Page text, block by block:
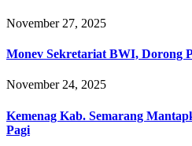
November 27, 2025
Monev Sekretariat BWI, Dorong
November 24, 2025
Kemenag Kab. Semarang
Pagi